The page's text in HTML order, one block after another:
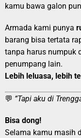
kamu bawa galon
Armada kami punya
barang bisa tertata
tanpa harus numpuk
penumpang lain.
Lebih leluasa, lebih
💬 “Tapi aku di
Bisa dong!
Selama kamu masih